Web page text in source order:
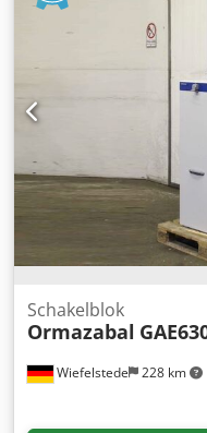
pressure: 10 bar
duty stainless steel
industrial process
pack and tightening
from service. Sold as
Delivery terms: EXW
onto your truck.
Wiefelstede 228 km
Schakelblok
Ormazabal